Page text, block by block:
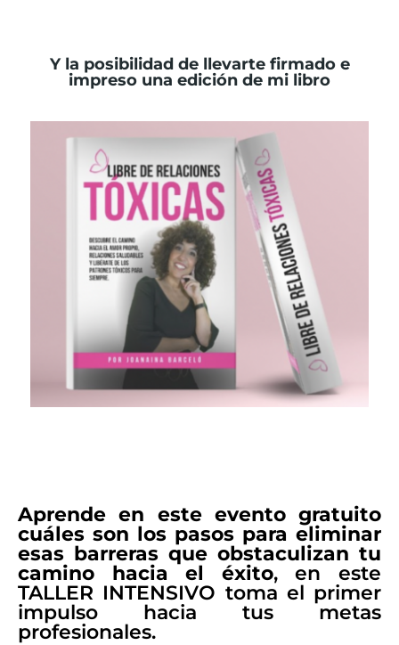
Y la posibilidad de llevarte firmado e
impreso una edición de mi libro
Aprende en este evento gratuito
cuáles son los pasos para eliminar
esas barreras que obstaculizan tu
camino hacia el éxito, en este
TALLER INTENSIVO toma el primer
impulso hacia tus metas
profesionales.